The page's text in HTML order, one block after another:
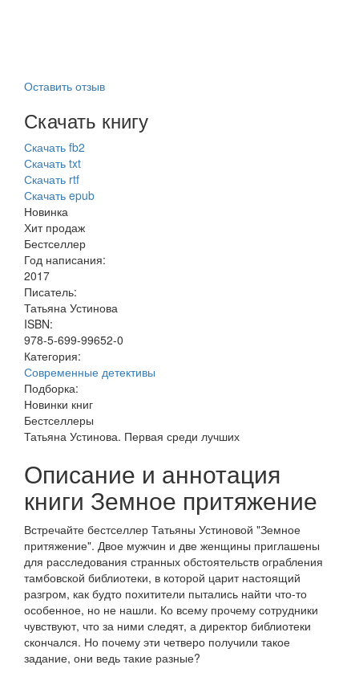
Оставить отзыв
Скачать книгу
Скачать fb2
Скачать txt
Скачать rtf
Скачать epub
Новинка
Хит продаж
Бестселлер
Год написания:
2017
Писатель:
Татьяна Устинова
ISBN:
978-5-699-99652-0
Категория:
Современные детективы
Подборка:
Новинки книг
Бестселлеры
Татьяна Устинова. Первая среди лучших
Описание и аннотация
книги Земное притяжение
Встречайте бестселлер Татьяны Устиновой "Земное
притяжение". Двое мужчин и две женщины приглашены
для расследования странных обстоятельств ограбления
тамбовской библиотеки, в которой царит настоящий
разгром, как будто похитители пытались найти что-то
особенное, но не нашли. Ко всему прочему сотрудники
чувствуют, что за ними следят, а директор библиотеки
скончался. Но почему эти четверо получили такое
задание, они ведь такие разные?